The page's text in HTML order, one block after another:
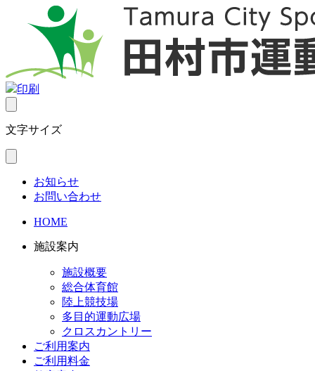
印刷
文字サイズ
お知らせ
お問い合わせ
HOME
施設案内
施設概要
総合体育館
陸上競技場
多目的運動広場
クロスカントリー
ご利用案内
ご利用料金